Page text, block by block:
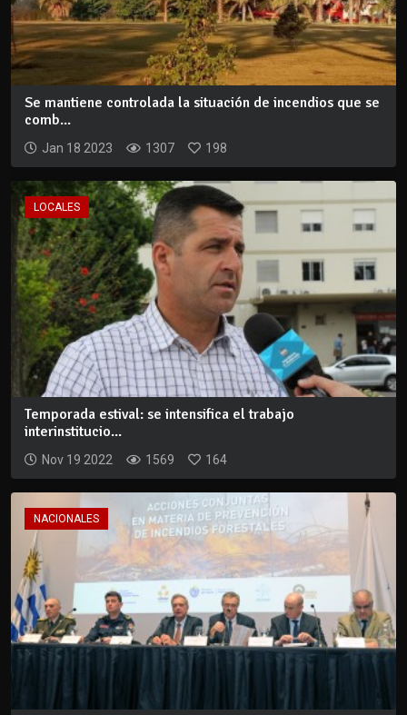
Se mantiene controlada la situación de incendios que se
comb...
Jan 18 2023 1307 198
LOCALES
Temporada estival: se intensifica el trabajo
interinstitucio...
Nov 19 2022 1569 164
NACIONALES